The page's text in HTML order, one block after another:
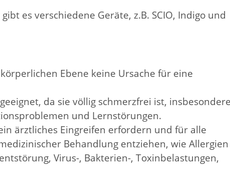
es verschiedene Geräte, z.B. SCIO, Indigo und
Ebene keine Ursache für eine
da sie völlig schmerzfrei ist, insbesondere
und Lernstörungen.
ärztliches Eingreifen erfordern und für alle
Behandlung entziehen, wie
Virus-, Bakterien-, Toxinbelastungen,